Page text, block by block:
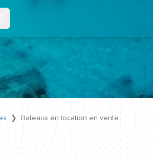
Bateaux en location en vente